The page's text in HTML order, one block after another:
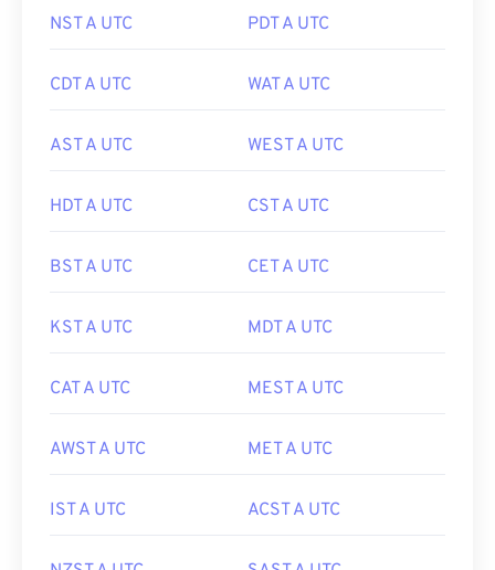
NST A UTC PDT A UTC
CDT A UTC WAT A UTC
AST A UTC WEST A UTC
HDT A UTC CST A UTC
BST A UTC CET A UTC
KST A UTC MDT A UTC
CAT A UTC MEST A UTC
AWST A UTC MET A UTC
IST A UTC ACST A UTC